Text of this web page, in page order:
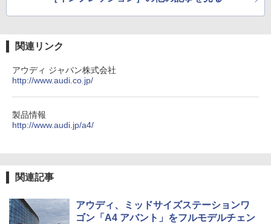
関連リンク
アウディ ジャパン株式会社
http://www.audi.co.jp/
製品情報
http://www.audi.jp/a4/
関連記事
アウディ、ミッドサイズステーションワ
ゴン「A4 アバント」をフルモデルチェン